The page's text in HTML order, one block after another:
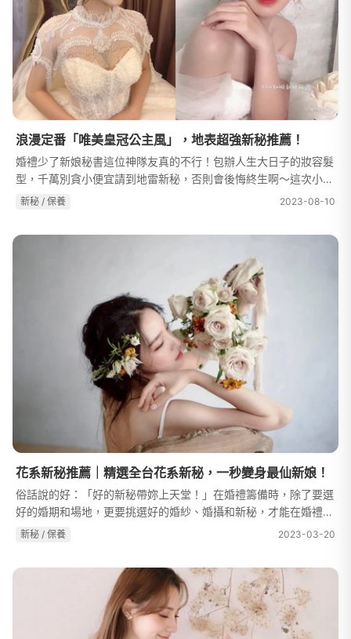
浪漫定番「唯美皇冠公主風」，地表超強新秘推薦！
婚禮少了新娘秘書這位神隊友真的不行！包辦人生大日子的妝容髮
型，千萬別貪小便宜請到地雷新秘，否則會後悔終生啊～這次小編
要推薦的是5位口碑爆棚的「皇冠公主風新秘」，共同特色是採用
新秘 / 保養 2023-08-10
花系新秘推薦｜精選全台花系新秘，一秒變身最仙新娘！
俗話說的好：「好的新秘帶妳上天堂！」在婚禮籌備時，除了要選
好的婚期和場地，更要挑選好的婚紗、婚攝和新秘，才能在婚禮中
留下最美身影和美好回憶。而近年來相當熱門的正是花藝造型，由
新秘 / 保養 2023-03-20